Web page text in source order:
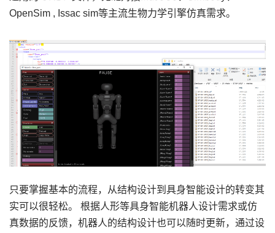
OpenSim , Issac sim等主流生物力学引擎仿真需求。
只要掌握基本的流程，从结构设计到具身智能设计的转变其
实可以很轻松。 根据人形等具身智能机器人设计需求或仿
真数据的反馈，机器人的结构设计也可以随时更新，通过设